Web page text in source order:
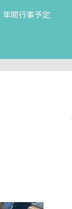
年間行事予定